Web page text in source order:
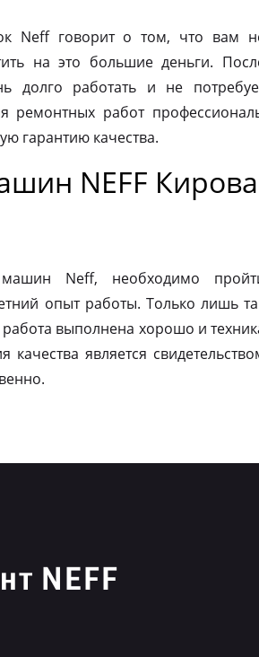
Neff говорит о том, что вам
на это большие деньги.
долго работать и не
ремонтных работ
гарантию качества.
NEFF Кирова
Neff, необходимо
опыт работы. Только лишь
выполнена хорошо и
является
NEFF